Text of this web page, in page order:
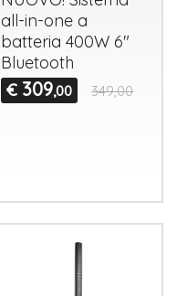
all-in-one a
batteria 400W 6"
Bluetooth
€ 309,00 349,00